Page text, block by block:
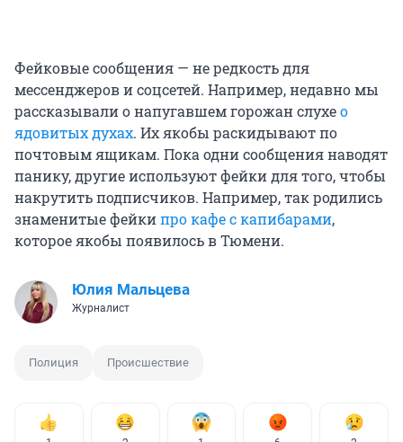
Фейковые сообщения — не редкость для
мессенджеров и соцсетей. Например, недавно мы
рассказывали о напугавшем горожан слухео
ядовитых духах. Их якобы раскидывают по
почтовым ящикам. Пока одни сообщения наводят
панику, другие используют фейки для того, чтобы
накрутить подписчиков. Например, так родились
знаменитые фейкипро кафе с капибарами,
которое якобы появилось в Тюмени.
Юлия Мальцева
Журналист
Полиция Происшествие